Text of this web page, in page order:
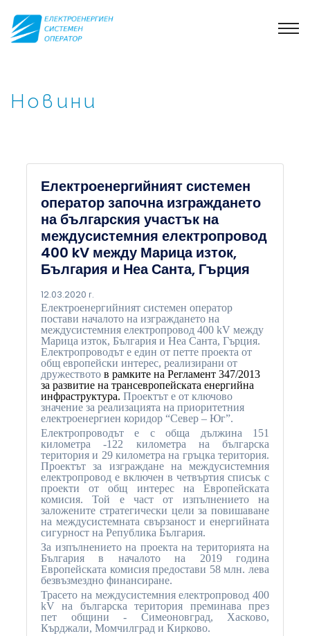
Новини
Електроенергийният системен
оператор започна изграждането
на българския участък на
междусистемния електропровод
400 kV между Марица изток,
България и Неа Санта, Гърция
12.03.2020 г.
Електроенергийният системен оператор
постави началото на изграждането на
междусистемния електропровод 400 kV между
Марица изток, България и Неа Санта, Гърция.
Електропроводът е един от петте проекта от
общ европейски интерес, реализирани от
дружеството в рамките на Регламент 347/2013
за развитие на трансевропейската енергийна
инфраструктура. Проектът е от ключово
значение за реализацията на приоритетния
електроенергиен коридор “Север – Юг”.
Електропроводът е с обща дължина 151
километра -122 километра на българска
територия и 29 километра на гръцка територия.
Проектът за изграждане на междусистемния
електропровод е включен в четвъртия списък с
проекти от общ интерес на Европейската
комисия. Той е част от изпълнението на
заложените стратегически цели за повишаване
на междусистемната свързаност и енергийната
сигурност на Република България.
За изпълнението на проекта на територията на
България в началото на 2019 година
Европейската комисия предостави 58 млн. лева
безвъзмездно финансиране.
Трасето на междусистемния електропровод 400
kV на българска територия преминава през
пет общини - Симеоновград, Хасково,
Кърджали, Момчилград и Кирково.